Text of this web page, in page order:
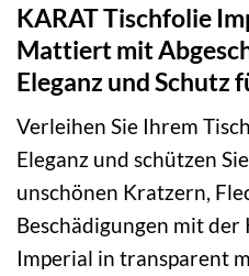
KARAT Tischfolie
Mattiert mit
Eleganz und Schutz
Verleihen Sie Ihrem
Eleganz und schützen
unschönen Kratzern,
Beschädigungen mit der
Imperial in transparent